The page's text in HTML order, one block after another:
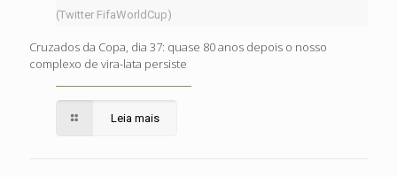
(Twitter FifaWorldCup)
Cruzados da Copa, dia 37: quase 80 anos depois o nosso
complexo de vira-lata persiste
Leia mais